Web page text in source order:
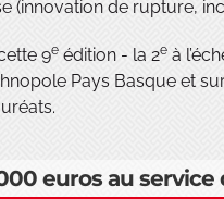
(innovation de rupture,
9eédition - la 2eà
Pays Basque et
euros au service